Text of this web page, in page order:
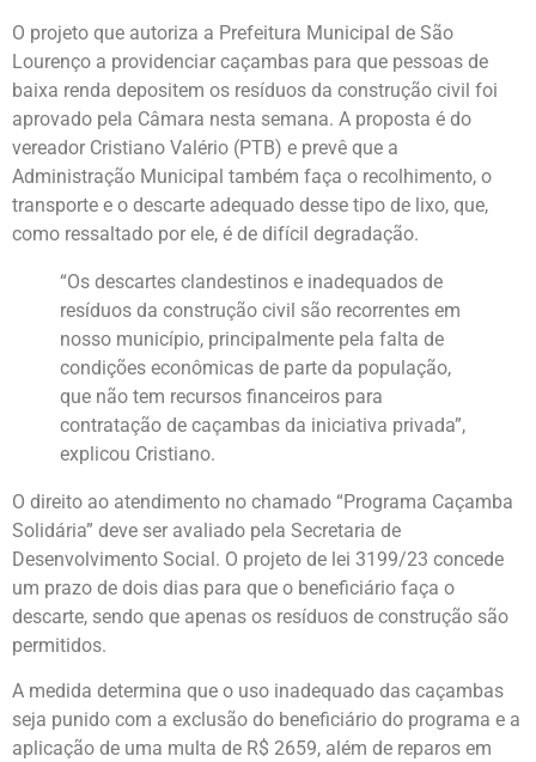
O projeto que autoriza a Prefeitura Municipal de São
Lourenço a providenciar caçambas para que pessoas de
baixa renda depositem os resíduos da construção civil foi
aprovado pela Câmara nesta semana. A proposta é do
vereador Cristiano Valério (PTB) e prevê que a
Administração Municipal também faça o recolhimento, o
transporte e o descarte adequado desse tipo de lixo, que,
como ressaltado por ele, é de difícil degradação.
“Os descartes clandestinos e inadequados de
resíduos da construção civil são recorrentes em
nosso município, principalmente pela falta de
condições econômicas de parte da população,
que não tem recursos financeiros para
contratação de caçambas da iniciativa privada”,
explicou Cristiano.
O direito ao atendimento no chamado “Programa Caçamba
Solidária” deve ser avaliado pela Secretaria de
Desenvolvimento Social. O projeto de lei 3199/23 concede
um prazo de dois dias para que o beneficiário faça o
descarte, sendo que apenas os resíduos de construção são
permitidos.
A medida determina que o uso inadequado das caçambas
seja punido com a exclusão do beneficiário do programa e a
aplicação de uma multa de R$ 2659, além de reparos em